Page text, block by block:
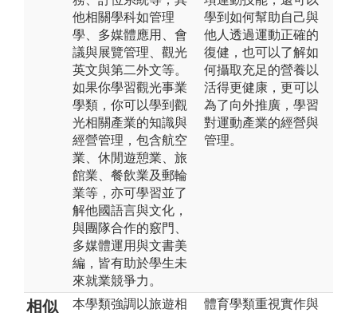
他相關學科如管理
學、多媒體應用、會
議與展覽管理、觀光
英文與第二外文等。
如果你學習觀光事業
學類，你可以學到觀
光相關產業的知識與
經營管理，包含航空
業、休閒遊憩業、旅
館業、餐飲業及郵輪
業等，亦可學習並了
解他國語言與文化，
與團隊合作的竅門、
多媒體運用與文書美
編，皆有助於學生未
來就業競爭力。
學到如何幫助自己與
他人透過運動正確的
復健，也可以了解如
何攝取充足的營養以
活得更健康，更可以
為了向外推廣，學習
對運動產業的經營與
管理。
相似
本學類強調以旅遊相
體育學類重視實作與